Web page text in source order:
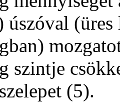
(üres
szintje
(5).